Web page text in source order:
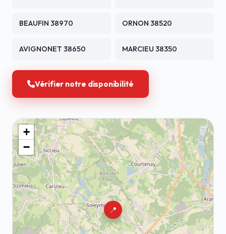
BEAUFIN 38970 ORNON 38520
AVIGNONET 38650 MARCIEU 38350
Vérifier notre disponibilité
📍
+
−